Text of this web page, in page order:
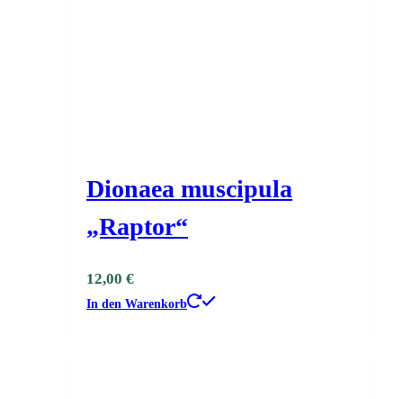
Dionaea muscipula
„Raptor“
12,00 €
In den Warenkorb